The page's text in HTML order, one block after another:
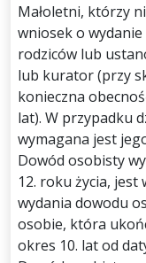
Małoletni, którzy
wniosek o
rodziców lub
lub kurator (przy
konieczna
lat). W przypadku
wymagana jest
Dowód osobisty
12. roku życia,
wydania dowodu
osobie, która
okres 10. lat od